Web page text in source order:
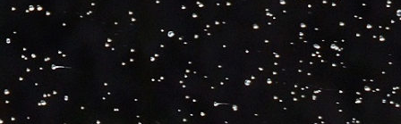
Fokken met je hond
Onze websites